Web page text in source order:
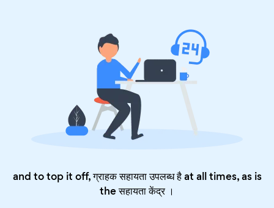
and to top it off, ग्राहक सहायता उपलब्ध है at all times, as is
theसहायता केंद्र।